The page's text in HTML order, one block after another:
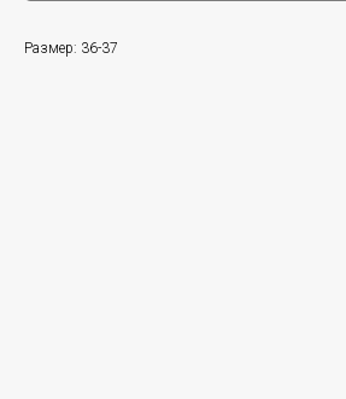
Размер: 36-37